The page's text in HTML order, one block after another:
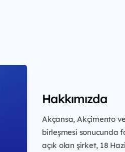
Hakkımızda
Akçansa, Akçimento
birleşmesi sonucunda
açık olan şirket, 18